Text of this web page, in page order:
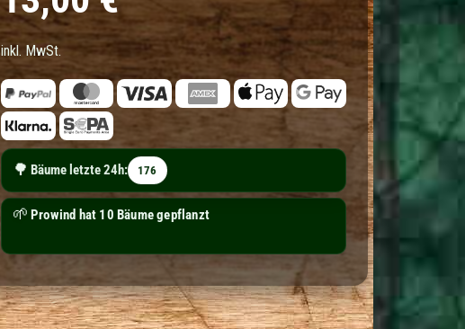
inkl. MwSt.
🌳 Bäume letzte 24h: 176
🌱 MAHLE Aftermarket GmbH hat 1 Baum gepflanzt